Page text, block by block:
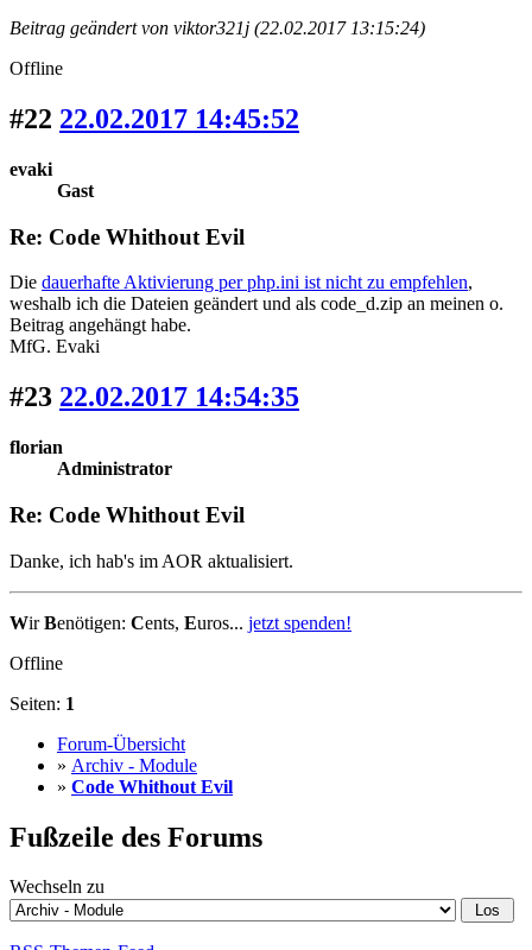
Beitrag geändert von viktor321j (22.02.2017 13:15:24)
Offline
#22 22.02.2017 14:45:52
evaki
Gast
Re: Code Whithout Evil
Die dauerhafte Aktivierung per php.ini ist nicht zu empfehlen,
weshalb ich die Dateien geändert und als code_d.zip an meinen o.
Beitrag angehängt habe.
MfG. Evaki
#23 22.02.2017 14:54:35
florian
Administrator
Re: Code Whithout Evil
Danke, ich hab's im AOR aktualisiert.
WirBenötigen: Cents, Euros... jetzt spenden!
Offline
Seiten: 1
Forum-Übersicht
» Archiv - Module
» Code Whithout Evil
Fußzeile des Forums
Wechseln zu